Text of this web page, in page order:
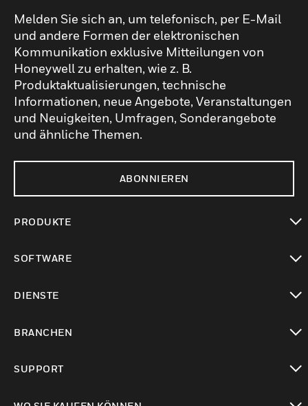
Melden Sie sich an, um telefonisch, per E-Mail
und andere Formen der elektronischen
Kommunikation exklusive Mitteilungen von
Honeywell zu erhalten, wie z. B.
Produktaktualisierungen, technische
Informationen, neue Angebote, Veranstaltungen
und Neuigkeiten, Umfragen, Sonderangebote
und ähnliche Themen.
ABONNIEREN
PRODUKTE
SOFTWARE
DIENSTE
BRANCHEN
SUPPORT